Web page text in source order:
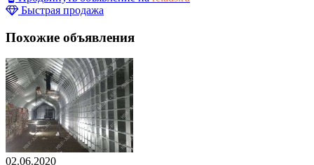
Быстрая продажа
Похожие объявления
02.06.2020